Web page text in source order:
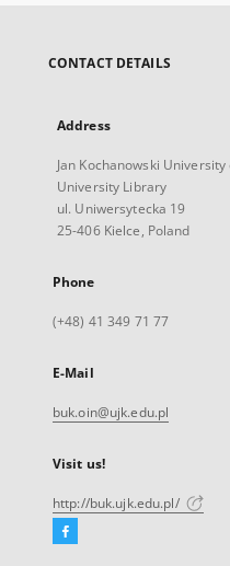
CONTACT DETAILS
Address
Jan Kochanowski University
University Library
ul. Uniwersytecka 19
25-406 Kielce, Poland
Phone
(+48) 41 349 71 77
E-Mail
buk.oin@ujk.edu.pl
Visit us!
http://buk.ujk.edu.pl/
Facebook